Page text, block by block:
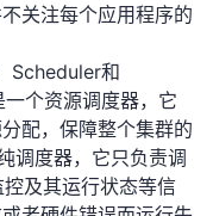
关注每个应用程序的
Scheduler和
个资源调度器，它
配，保障整个集群的
调度器，它只负责调
及其运行状态等信